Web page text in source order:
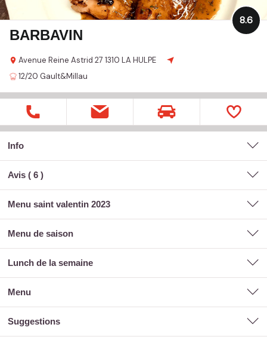
BARBAVIN
Avenue Reine Astrid 27 1310 LA HULPE
8.6
12/20 Gault&Millau
Info
Avis ( 6 )
menu saint valentin 2023
menu de saison
lunch de la semaine
menu
suggestions